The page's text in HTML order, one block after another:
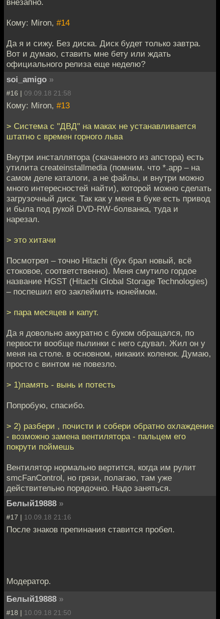
внезапно.
Кому: Miron, #14
Да я и сижу. Без диска. Диск будет только завтра.
Вот и думаю, ставить мне бету или ждать
официального релиза еще неделю?
soi_amigo »
#16 | 09.09.18 21:58
Кому: Miron, #13
> Система с "ДВД" на маках не устанавливается
штатно с времен горного льва
Внутри инсталлятора (скачанного из апстора) есть
утилита createinstallmedia (помним. что *.app – на
самом деле каталоги, а не файлы, и внутри можно
много интересностей найти), которой можно сделать
загрузочный диск. Так как у меня в буке есть привод
и была под рукой DVD-RW-болванка, туда и
нарезал.
> это хитачи
Посмотрел – точно Hitachi (бук брал новый, всё
стоковое, соответственно). Меня смутило гордое
название HGST (Hitachi Global Storage Technologies)
– поспешил его заклеймить нонеймом.
> пара месяцев и капут.
Да я довольно аккуратно с буком обращался, по
первости вообще пылинки с него сдувал. Жил он у
меня на столе. в основном, никаких коленок. Думаю,
просто с винтом не повезло.
> 1)память - вынь и потесть
Попробую, спасибо.
> 2) разбери , почисти и собери обратно охлаждение
- возможно замена вентилятора - пальцем его
покрути поймешь
Вентилятор нормально вертится, когда им рулит
smcFanControl, но грязи, полагаю, там уже
действительно порядочно. Надо заняться.
Белый19888 »
#17 | 10.09.18 21:16
После знаков препинания ставится пробел.
Модератор.
Белый19888 »
#18 | 10.09.18 21:50